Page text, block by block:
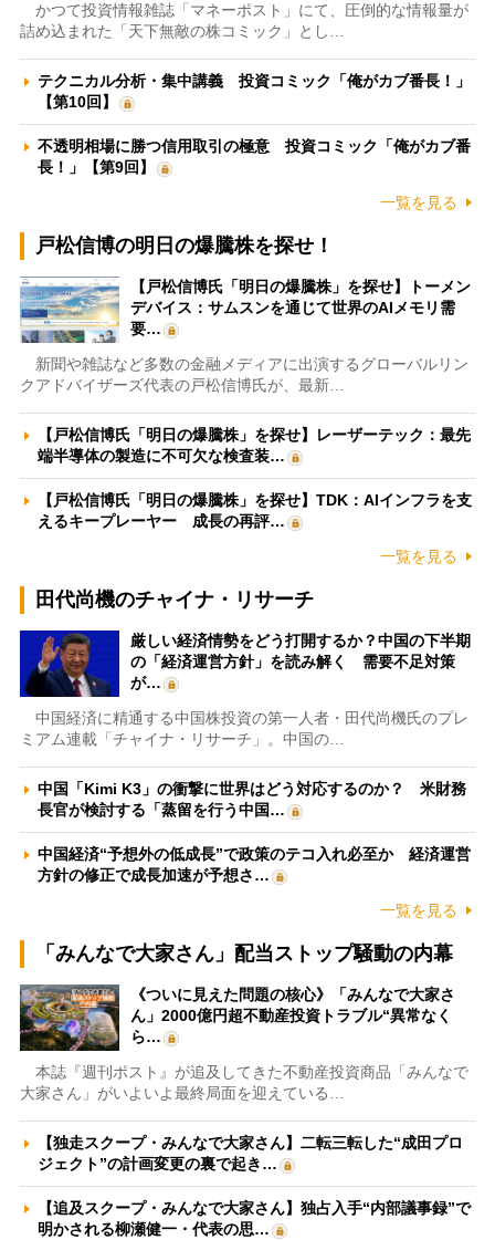
かつて投資情報雑誌「マネーポスト」にて、圧倒的な情報量が
詰め込まれた「天下無敵の株コミック」とし…
テクニカル分析・集中講義 投資コミック「俺がカブ番長！」
【第10回】
不透明相場に勝つ信用取引の極意 投資コミック「俺がカブ番
長！」【第9回】
一覧を見る
戸松信博の明日の爆騰株を探せ！
【戸松信博氏「明日の爆騰株」を探せ】トーメン
デバイス：サムスンを通じて世界のAIメモリ需
要…
新聞や雑誌など多数の金融メディアに出演するグローバルリン
クアドバイザーズ代表の戸松信博氏が、最新…
【戸松信博氏「明日の爆騰株」を探せ】レーザーテック：最先
端半導体の製造に不可欠な検査装…
【戸松信博氏「明日の爆騰株」を探せ】TDK：AIインフラを支
えるキープレーヤー 成長の再評…
一覧を見る
田代尚機のチャイナ・リサーチ
厳しい経済情勢をどう打開するか？中国の下半期
の「経済運営方針」を読み解く 需要不足対策
が…
中国経済に精通する中国株投資の第一人者・田代尚機氏のプレ
ミアム連載「チャイナ・リサーチ」。中国の…
中国「Kimi K3」の衝撃に世界はどう対応するのか？ 米財務
長官が検討する「蒸留を行う中国…
中国経済“予想外の低成長”で政策のテコ入れ必至か 経済運営
方針の修正で成長加速が予想さ…
一覧を見る
「みんなで大家さん」配当ストップ騒動の内幕
《ついに見えた問題の核心》「みんなで大家さ
ん」2000億円超不動産投資トラブル“異常なく
ら…
本誌『週刊ポスト』が追及してきた不動産投資商品「みんなで
大家さん」がいよいよ最終局面を迎えている…
【独走スクープ・みんなで大家さん】二転三転した“成田プロ
ジェクト”の計画変更の裏で起き…
【追及スクープ・みんなで大家さん】独占入手“内部議事録”で
明かされる柳瀬健一・代表の思…